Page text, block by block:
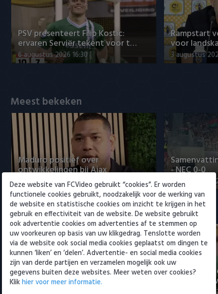
Sparta
Vitesse
VVV Venlo
PSV presenteert Filip Kostic:
ervaren Serviër tekent voor t…
6 augustus 2026 16:30
Rampstart
voor
3 augustus
Meest bekeken
Maduro positief over
ontwikkelingen bij Ajax
5 augustus 2026 15:00
- NEC 0-0
5 augustus
Eredivisie
Voorbeschouwing Cambuur-
Excelsior met Plat en El Arguioui
PSV
ervaren
Deze website van FCVideo gebruikt “cookies”. Er worden
functionele cookies gebruikt, noodzakelijk voor de werking van
de website en statistische cookies om inzicht te krijgen in het
gebruik en effectiviteit van de website. De website gebruikt
ook advertentie cookies om advertenties af te stemmen op
uw voorkeuren op basis van uw klikgedrag. Tenslotte worden
via de website ook social media cookies geplaatst om dingen te
kunnen ‘liken’ en ‘delen’. Advertentie- en social media cookies
zijn van derde partijen en verzamelen mogelijk ook uw
gegevens buiten deze websites. Meer weten over cookies?
Klikhier voor meer informatie.